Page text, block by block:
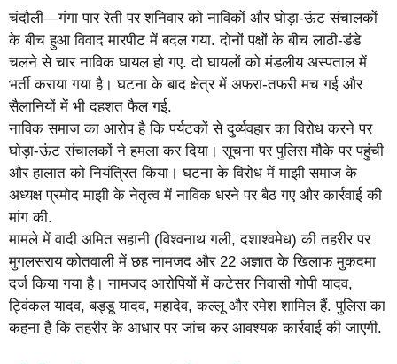
चंदौली—गंगा पार रेती पर शनिवार को नाविकों और घोड़ा-ऊंट संचालकों
के बीच हुआ विवाद मारपीट में बदल गया. दोनों पक्षों के बीच लाठी-डंडे
चलने से चार नाविक घायल हो गए. दो घायलों को मंडलीय अस्पताल में
भर्ती कराया गया है। घटना के बाद क्षेत्र में अफरा-तफरी मच गई और
सैलानियों में भी दहशत फैल गई.
नाविक समाज का आरोप है कि पर्यटकों से दुर्व्यवहार का विरोध करने पर
घोड़ा-ऊंट संचालकों ने हमला कर दिया। सूचना पर पुलिस मौके पर पहुंची
और हालात को नियंत्रित किया। घटना के विरोध में माझी समाज के
अध्यक्ष प्रमोद माझी के नेतृत्व में नाविक धरने पर बैठ गए और कार्रवाई की
मांग की.
मामले में वादी अमित सहानी (विश्वनाथ गली, दशाश्वमेध) की तहरीर पर
मुगलसराय कोतवाली में छह नामजद और 22 अज्ञात के खिलाफ मुकदमा
दर्ज किया गया है। नामजद आरोपियों में कटेसर निवासी गोपी यादव,
ट्विंकल यादव, बड्डू यादव, महादेव, कल्लू और रमेश शामिल हैं. पुलिस का
कहना है कि तहरीर के आधार पर जांच कर आवश्यक कार्रवाई की जाएगी.